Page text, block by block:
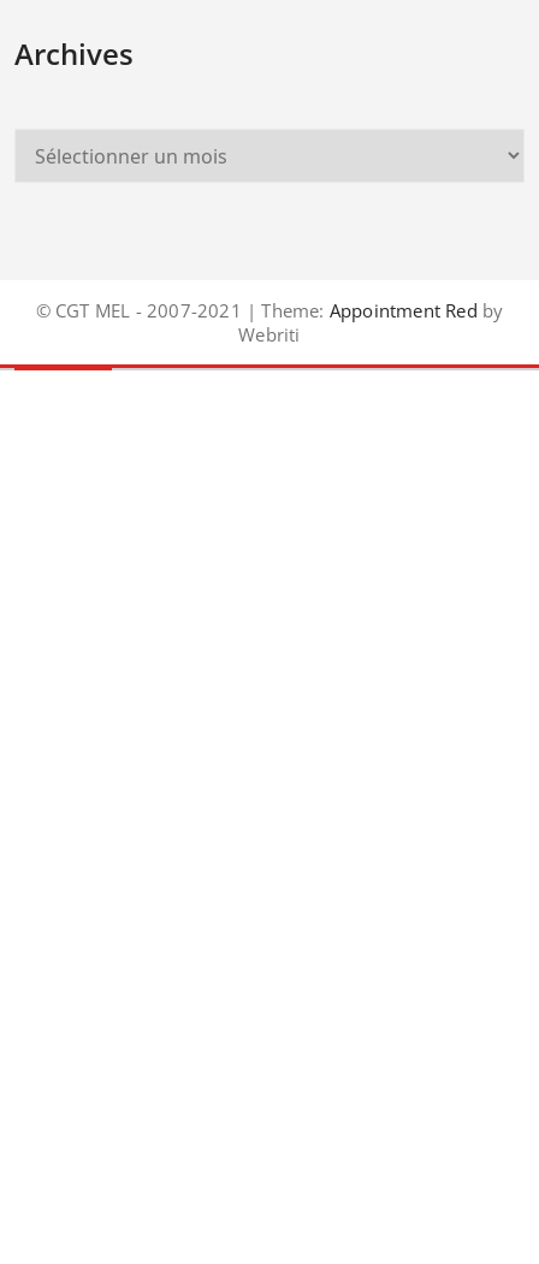
Archives
© CGT MEL - 2007-2021 | Theme: Appointment Red by
Webriti